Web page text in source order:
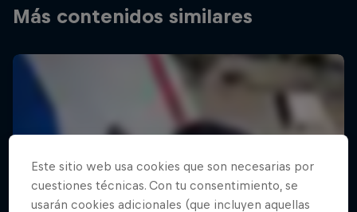
Más contenidos similares
Este sitio web usa cookies que son necesarias por
cuestiones técnicas. Con tu consentimiento, se
usarán cookies adicionales (que incluyen aquellas